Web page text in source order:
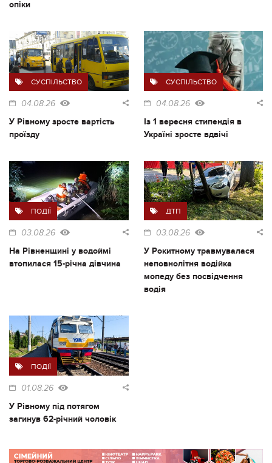
опіки
СУСПІЛЬСТВО
04.08.26
У Рівному зросте вартість
проїзду
СУСПІЛЬСТВО
04.08.26
Із 1 вересня стипендія в
Україні зросте вдвічі
ПОДІЇ
03.08.26
На Рівненщині у водоймі
втопилася 15-річна дівчина
ДТП
03.08.26
У Рокитному травмувалася
неповнолітня водійка
мопеду без посвідчення
водія
ПОДІЇ
01.08.26
У Рівному під потягом
загинув 62-річний чоловік